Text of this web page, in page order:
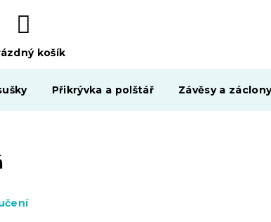
košík
Přikrývka a polštář Závěsy a